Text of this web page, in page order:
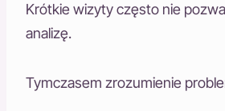
Krótkie wizyty często nie
analizę.
Tymczasem zrozumienie